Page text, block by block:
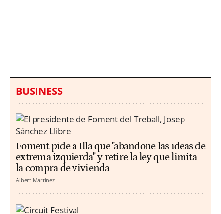
BUSINESS
Foment pide a Illa que "abandone las ideas de
extrema izquierda" y retire la ley que limita
la compra de vivienda
Albert Martínez